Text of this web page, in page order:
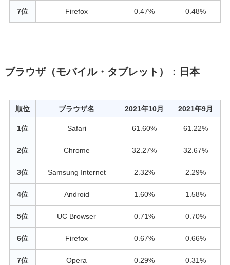
7位 Firefox 0.47% 0.48%
ブラウザ（モバイル・タブレット）：日本
順位 ブラウザ名 2021年10月 2021年9月
1位 Safari 61.60% 61.22%
2位 Chrome 32.27% 32.67%
3位 Samsung Internet 2.32% 2.29%
4位 Android 1.60% 1.58%
5位 UC Browser 0.71% 0.70%
6位 Firefox 0.67% 0.66%
7位 Opera 0.29% 0.31%